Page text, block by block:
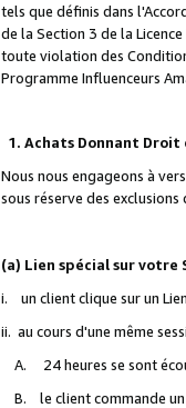
tels que définis dans
de la Section 3 de la
toute violation des
Programme Influenceurs
1. Achats Donnant
Nous nous engageons à
sous réserve des
(a) Lien spécial sur votre
i. un client clique sur un
ii. au cours d'une même
A. 24 heures se sont
B. le client commande un